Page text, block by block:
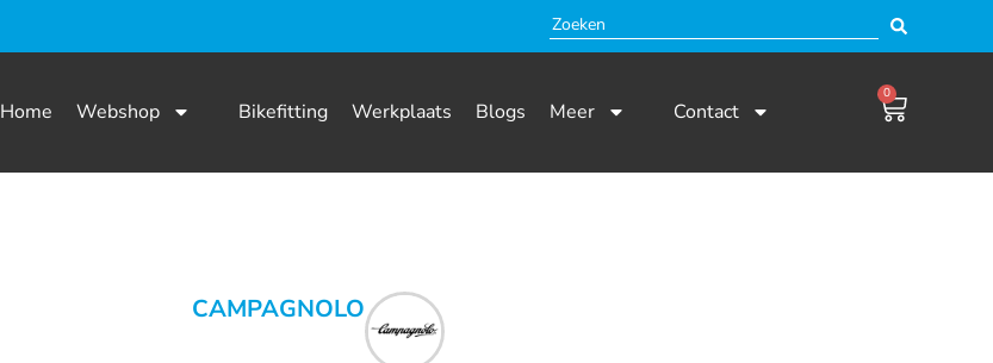
Home Webshop Bikefitting Werkplaats Blogs Meer Contact
0
CAMPAGNOLO